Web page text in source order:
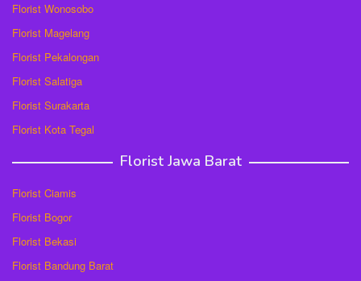
Florist Wonosobo
Florist Magelang
Florist Pekalongan
Florist Salatiga
Florist Surakarta
Florist Kota Tegal
Florist Jawa Barat
Florist Ciamis
Florist Bogor
Florist Bekasi
Florist Bandung Barat